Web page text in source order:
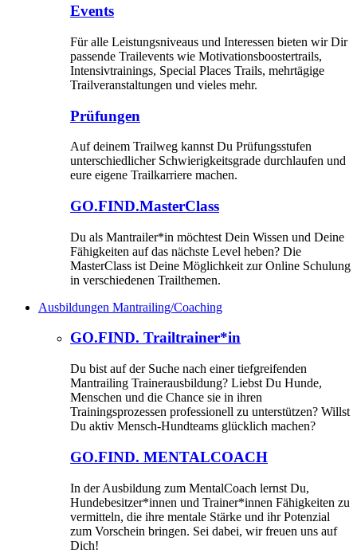
Events
Für alle Leistungsniveaus und Interessen bieten wir Dir
passende Trailevents wie Motivationsboostertrails,
Intensivtrainings, Special Places Trails, mehrtägige
Trailveranstaltungen und vieles mehr.
Prüfungen
Auf deinem Trailweg kannst Du Prüfungsstufen
unterschiedlicher Schwierigkeitsgrade durchlaufen und
eure eigene Trailkarriere machen.
GO.FIND.MasterClass
Du als Mantrailer*in möchtest Dein Wissen und Deine
Fähigkeiten auf das nächste Level heben? Die
MasterClass ist Deine Möglichkeit zur Online Schulung
in verschiedenen Trailthemen.
Ausbildungen Mantrailing/Coaching
GO.FIND. Trailtrainer*in
Du bist auf der Suche nach einer tiefgreifenden
Mantrailing Trainerausbildung? Liebst Du Hunde,
Menschen und die Chance sie in ihren
Trainingsprozessen professionell zu unterstützen? Willst
Du aktiv Mensch-Hundteams glücklich machen?
GO.FIND. MENTALCOACH
In der Ausbildung zum MentalCoach lernst Du,
Hundebesitzer*innen und Trainer*innen Fähigkeiten zu
vermitteln, die ihre mentale Stärke und ihr Potenzial
zum Vorschein bringen. Sei dabei, wir freuen uns auf
Dich!